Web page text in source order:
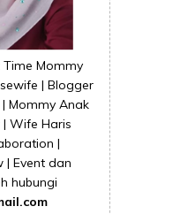
Time Mommy
| Blogger
Mommy Anak
Wife Haris
|
| Event dan
hubungi